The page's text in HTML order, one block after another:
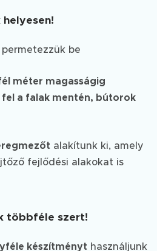
be
méter magasságig
a falak mentén, bútorok
alakítunk ki, amely
fejlődési alakokat is
többféle szert!
készítményt használjunk